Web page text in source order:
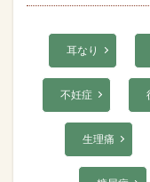
耳なり
不妊症
生理痛